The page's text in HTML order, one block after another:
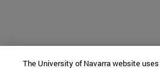
The University of Navarra website